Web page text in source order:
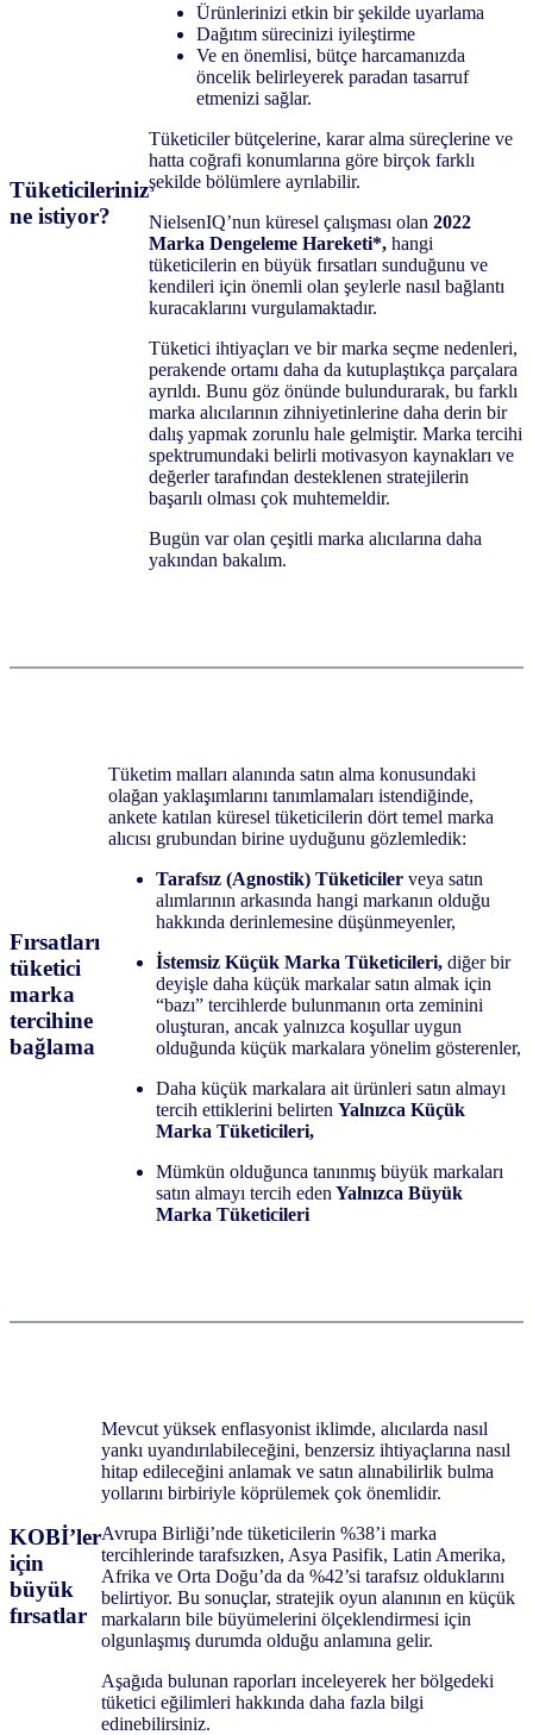
Tüketicileriniz
ne istiyor?
Ürünlerinizi etkin bir şekilde uyarlama
Dağıtım sürecinizi iyileştirme
Ve en önemlisi, bütçe harcamanızda
öncelik belirleyerek paradan tasarruf
etmenizi sağlar.
Tüketiciler bütçelerine, karar alma süreçlerine ve
hatta coğrafi konumlarına göre birçok farklı
şekilde bölümlere ayrılabilir.
NielsenIQ’nun küresel çalışması olan 2022
Marka Dengeleme Hareketi*, hangi
tüketicilerin en büyük fırsatları sunduğunu ve
kendileri için önemli olan şeylerle nasıl bağlantı
kuracaklarını vurgulamaktadır.
Tüketici ihtiyaçları ve bir marka seçme nedenleri,
perakende ortamı daha da kutuplaştıkça parçalara
ayrıldı. Bunu göz önünde bulundurarak, bu farklı
marka alıcılarının zihniyetinlerine daha derin bir
dalış yapmak zorunlu hale gelmiştir. Marka tercihi
spektrumundaki belirli motivasyon kaynakları ve
değerler tarafından desteklenen stratejilerin
başarılı olması çok muhtemeldir.
Bugün var olan çeşitli marka alıcılarına daha
yakından bakalım.
Fırsatları
tüketici
marka
tercihine
bağlama
Tüketim malları alanında satın alma konusundaki
olağan yaklaşımlarını tanımlamaları istendiğinde,
ankete katılan küresel tüketicilerin dört temel marka
alıcısı grubundan birine uyduğunu gözlemledik:
Tarafsız (Agnostik) Tüketicilerveya satın
alımlarının arkasında hangi markanın olduğu
hakkında derinlemesine düşünmeyenler,
İstemsiz Küçük Marka Tüketicileri,diğer bir
deyişle daha küçük markalar satın almak için
“bazı” tercihlerde bulunmanın orta zeminini
oluşturan, ancak yalnızca koşullar uygun
olduğunda küçük markalara yönelim gösterenler,
Daha küçük markalara ait ürünleri satın almayı
tercih ettiklerini belirtenYalnızca Küçük
Marka Tüketicileri,
Mümkün olduğunca tanınmış büyük markaları
satın almayı tercih eden Yalnızca Büyük
Marka Tüketicileri
KOBİ’ler
için
büyük
fırsatlar
Mevcut yüksek enflasyonist iklimde, alıcılarda nasıl
yankı uyandırılabileceğini, benzersiz ihtiyaçlarına nasıl
hitap edileceğini anlamak ve satın alınabilirlik bulma
yollarını birbiriyle köprülemek çok önemlidir.
Avrupa Birliği’nde tüketicilerin %38’i marka
tercihlerinde tarafsızken, Asya Pasifik, Latin Amerika,
Afrika ve Orta Doğu’da da %42’si tarafsız olduklarını
belirtiyor. Bu sonuçlar, stratejik oyun alanının en küçük
markaların bile büyümelerini ölçeklendirmesi için
olgunlaşmış durumda olduğu anlamına gelir.
Aşağıda bulunan raporları inceleyerek her bölgedeki
tüketici eğilimleri hakkında daha fazla bilgi
edinebilirsiniz.